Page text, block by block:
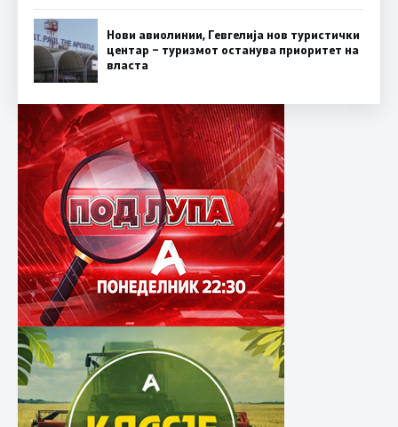
Нови авиолинии, Гевгелија нов туристички
центар – туризмот останува приоритет на
власта